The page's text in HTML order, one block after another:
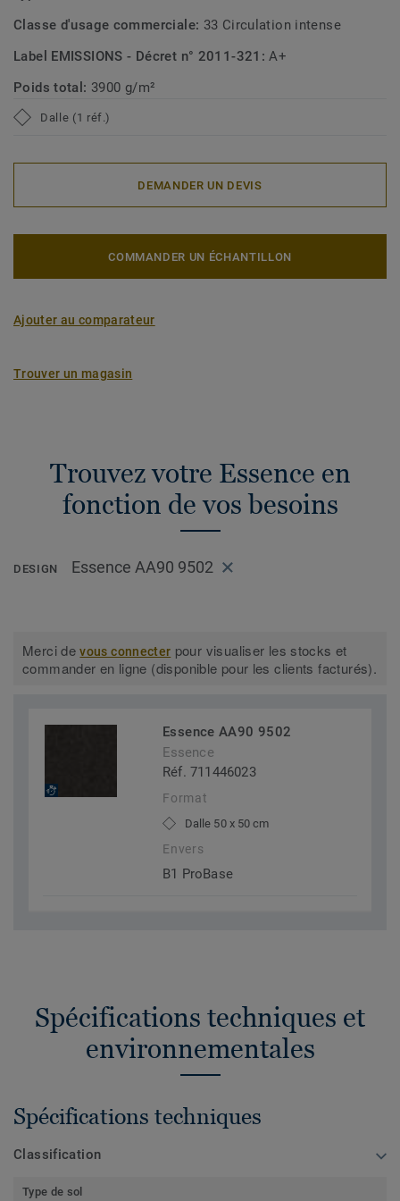
Classe d'usage commerciale: 33 Circulation intense
Label EMISSIONS - Décret n° 2011-321:A+
Poids total: 3900 g/m²
Dalle (1 réf.)
DEMANDER UN DEVIS
COMMANDER UN ÉCHANTILLON
Ajouter au comparateur
Trouver un magasin
Trouvez votre Essence en
fonction de vos besoins
DESIGN Essence AA90 9502
Merci devous connecter pour visualiser les stocks et
commander en ligne (disponible pour les clients facturés).
Essence AA90 9502
Essence
Réf. 711446023
Format
Dalle 50 x 50 cm
Envers
B1 ProBase
Spécifications techniques et
environnementales
Spécifications techniques
Classification
Type de sol